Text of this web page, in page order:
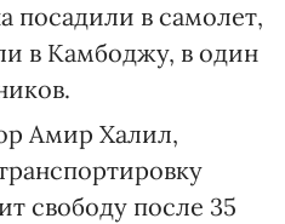
посадили в самолет,
в Камбоджу, в один
Амир Халил,
свободу после 35